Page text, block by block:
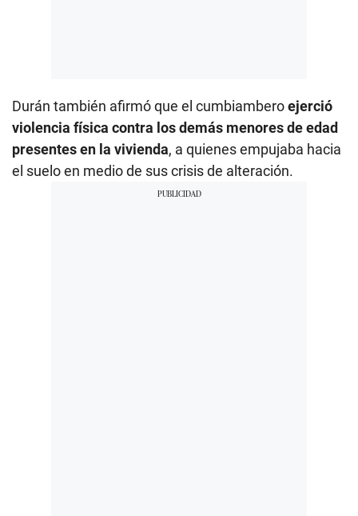
Durán también afirmó que el cumbiamberoejerció
violencia física contra los demás menores de edad
presentes en la vivienda, a quienes empujaba hacia
el suelo en medio de sus crisis de alteración.